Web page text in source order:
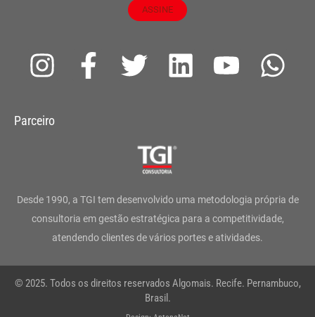
ASSINE
I
s
g
r
a
m
F
a
o
o
k
-
T
t
e
r
L
d
i
n
Y
b
e
W
a
p
Parceiro
Desde 1990, a TGI tem desenvolvido uma metodologia própria de
consultoria em gestão estratégica para a competitividade,
atendendo clientes de vários portes e atividades.
© 2025. Todos os direitos reservados Algomais. Recife. Pernambuco,
Brasil.